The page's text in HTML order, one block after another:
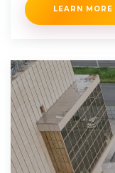
LEARN MORE